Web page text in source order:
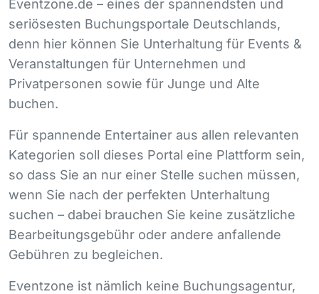
Eventzone.de – eines der spannendsten und
seriösesten Buchungsportale Deutschlands,
denn hier können Sie Unterhaltung für Events &
Veranstaltungen für Unternehmen und
Privatpersonen sowie für Junge und Alte
buchen.
Für spannende Entertainer aus allen relevanten
Kategorien soll dieses Portal eine Plattform sein,
so dass Sie an nur einer Stelle suchen müssen,
wenn Sie nach der perfekten Unterhaltung
suchen – dabei brauchen Sie keine zusätzliche
Bearbeitungsgebühr oder andere anfallende
Gebühren zu begleichen.
Eventzone ist nämlich keine Buchungsagentur,